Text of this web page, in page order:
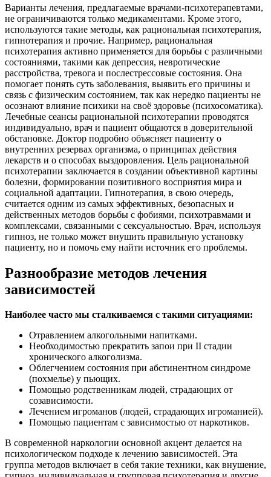
Варианты лечения, предлагаемые врачами-психотерапевтами,
не ограничиваются только медикаментами. Кроме этого,
используются такие методы, как рациональная психотерапия,
гипнотерапия и прочие. Например, рациональная
психотерапия активно применяется для борьбы с различными
состояниями, такими как депрессия, невротические
расстройства, тревога и послестрессовые состояния. Она
помогает понять суть заболевания, выявить его причины и
связь с физическим состоянием, так как нередко пациенты не
осознают влияние психики на своё здоровье (психосоматика).
Лечебные сеансы рациональной психотерапии проводятся
индивидуально, врач и пациент общаются в доверительной
обстановке. Доктор подробно объясняет пациенту о
внутренних резервах организма, о принципах действия
лекарств и о способах выздоровления. Цель рациональной
психотерапии заключается в создании объективной картины
болезни, формировании позитивного восприятия мира и
социальной адаптации. Гипнотерапия, в свою очередь,
считается одним из самых эффективных, безопасных и
действенных методов борьбы с фобиями, психотравмами и
комплексами, связанными с сексуальностью. Врач, используя
гипноз, не только может внушить правильную установку
пациенту, но и помочь ему найти источник его проблемы.
Разнообразие методов лечения
зависимостей
Наиболее часто мы сталкиваемся с такими ситуациями:
Отравлением алкогольными напитками.
Необходимостью прекратить запои при II стадии
хронического алкоголизма.
Облегчением состояния при абстинентном синдроме
(похмелье) у пьющих.
Помощью родственникам людей, страдающих от
созависимости.
Лечением игроманов (людей, страдающих игроманией).
Помощью пациентам с зависимостью от наркотиков.
В современной наркологии основной акцент делается на
психологическом подходе к лечению зависимостей. Эта
группа методов включает в себя такие техники, как внушение,